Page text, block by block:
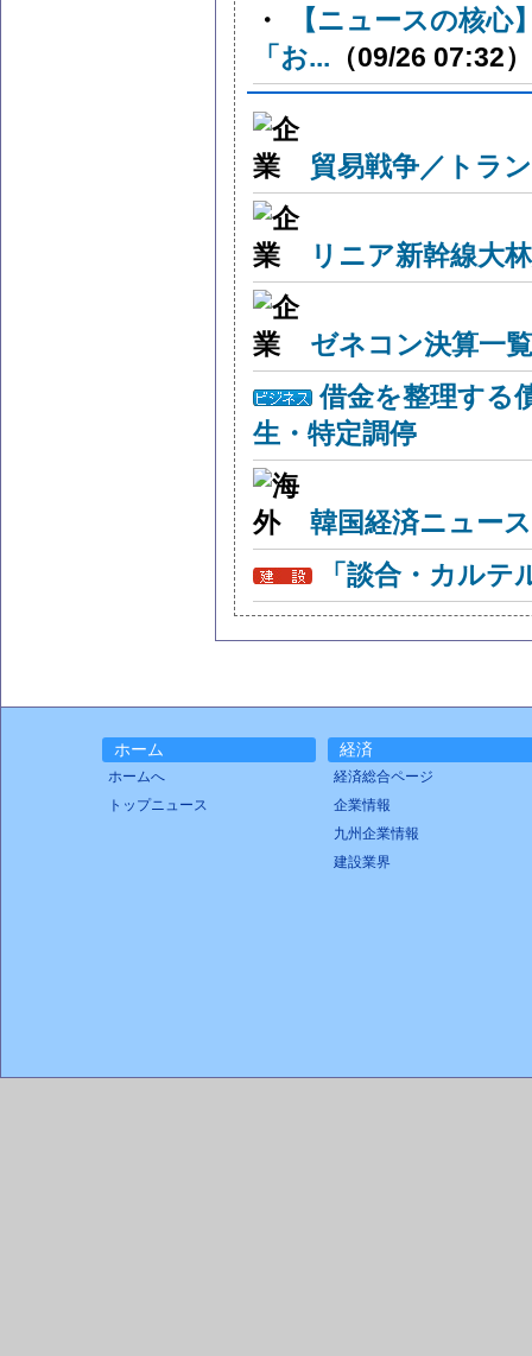
・
【ニュースの核
「お... （09/26 07:32）
貿易戦争／トラ
リニア新幹線大
ゼネコン決算一
借金を整理する
生・特定調停
韓国経済ニュー
「談合・カル
ホーム
ホームへ
トップニュース
経済
経済総合ページ
企業情報
九州企業情報
建設業界